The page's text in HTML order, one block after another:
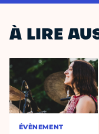
À LIRE
ÉVÈNEMENT